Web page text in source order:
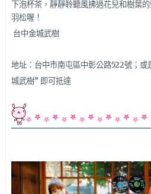
台中金城武樹
地址：台中市南屯區中彰公路522號；
城武樹” 即可抵達